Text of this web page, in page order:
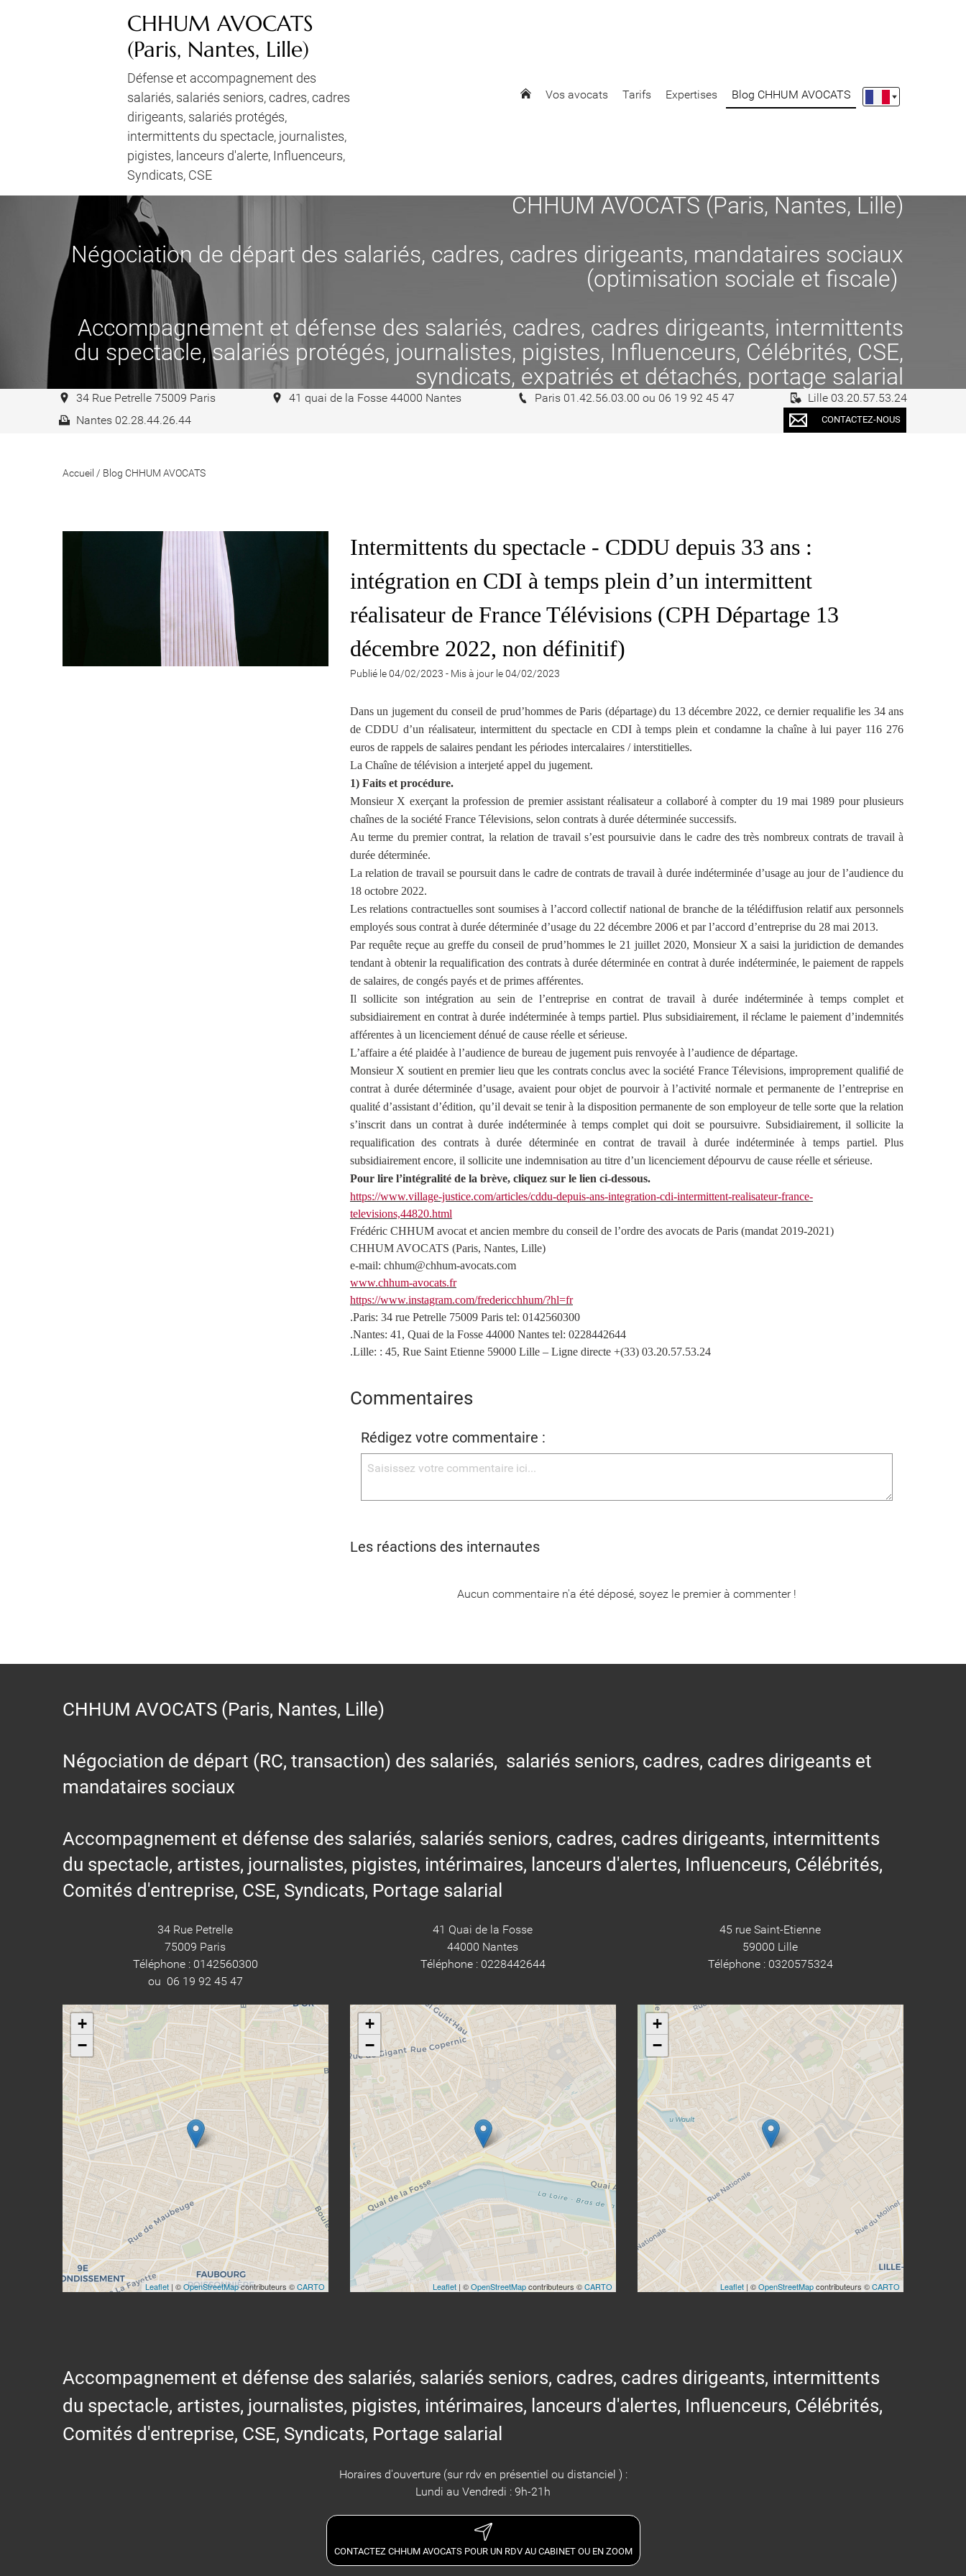
CHHUM AVOCATS
(Paris, Nantes, Lille)
Défense et accompagnement des
salariés, salariés seniors, cadres, cadres
dirigeants, salariés protégés,
intermittents du spectacle, journalistes,
pigistes, lanceurs d'alerte, Influenceurs,
Syndicats, CSE
Vos avocats Tarifs Expertises Blog CHHUM AVOCATS
CHHUM AVOCATS (Paris, Nantes, Lille)
Négociation de départ des salariés, cadres, cadres dirigeants, mandataires sociaux
(optimisation sociale et fiscale)
Accompagnement et défense des salariés, cadres, cadres dirigeants, intermittents
du spectacle, salariés protégés, journalistes, pigistes, Influenceurs, Célébrités, CSE,
syndicats, expatriés et détachés, portage salarial
34 Rue Petrelle 75009 Paris 41 quai de la Fosse 44000 Nantes Paris 01.42.56.03.00 ou 06 19 92 45 47
Lille 03.20.57.53.24
Nantes 02.28.44.26.44
CONTACTEZ-NOUS
Accueil / Blog CHHUM AVOCATS
Intermittents du spectacle - CDDU depuis 33 ans :
intégration en CDI à temps plein d’un intermittent
réalisateur de France Télévisions (CPH Départage 13
décembre 2022, non définitif)
Publié le 04/02/2023 - Mis à jour le 04/02/2023
Dans un jugement du conseil de prud’hommes de Paris (départage) du 13 décembre 2022, ce dernier requalifie les 34 ans
de CDDU d’un réalisateur, intermittent du spectacle en CDI à temps plein et condamne la chaîne à lui payer 116 276
euros de rappels de salaires pendant les périodes intercalaires / interstitielles.
La Chaîne de télévision a interjeté appel du jugement.
1) Faits et procédure.
Monsieur X exerçant la profession de premier assistant réalisateur a collaboré à compter du 19 mai 1989 pour plusieurs
chaînes de la société France Télevisions, selon contrats à durée déterminée successifs.
Au terme du premier contrat, la relation de travail s’est poursuivie dans le cadre des très nombreux contrats de travail à
durée déterminée.
La relation de travail se poursuit dans le cadre de contrats de travail à durée indéterminée d’usage au jour de l’audience du
18 octobre 2022.
Les relations contractuelles sont soumises à l’accord collectif national de branche de la télédiffusion relatif aux personnels
employés sous contrat à durée déterminée d’usage du 22 décembre 2006 et par l’accord d’entreprise du 28 mai 2013.
Par requête reçue au greffe du conseil de prud’hommes le 21 juillet 2020, Monsieur X a saisi la juridiction de demandes
tendant à obtenir la requalification des contrats à durée déterminée en contrat à durée indéterminée, le paiement de rappels
de salaires, de congés payés et de primes afférentes.
Il sollicite son intégration au sein de l’entreprise en contrat de travail à durée indéterminée à temps complet et
subsidiairement en contrat à durée indéterminée à temps partiel. Plus subsidiairement, il réclame le paiement d’indemnités
afférentes à un licenciement dénué de cause réelle et sérieuse.
L’affaire a été plaidée à l’audience de bureau de jugement puis renvoyée à l’audience de départage.
Monsieur X soutient en premier lieu que les contrats conclus avec la société France Télevisions, improprement qualifié de
contrat à durée déterminée d’usage, avaient pour objet de pourvoir à l’activité normale et permanente de l’entreprise en
qualité d’assistant d’édition, qu’il devait se tenir à la disposition permanente de son employeur de telle sorte que la relation
s’inscrit dans un contrat à durée indéterminée à temps complet qui doit se poursuivre. Subsidiairement, il sollicite la
requalification des contrats à durée déterminée en contrat de travail à durée indéterminée à temps partiel. Plus
subsidiairement encore, il sollicite une indemnisation au titre d’un licenciement dépourvu de cause réelle et sérieuse.
Pour lire l’intégralité de la brève, cliquez sur le lien ci-dessous.
https://www.village-justice.com/articles/cddu-depuis-ans-integration-cdi-intermittent-realisateur-france-
televisions,44820.html
Frédéric CHHUM avocat et ancien membre du conseil de l’ordre des avocats de Paris (mandat 2019-2021)
CHHUM AVOCATS (Paris, Nantes, Lille)
e-mail: chhum@chhum-avocats.com
www.chhum-avocats.fr
https://www.instagram.com/fredericchhum/?hl=fr
.Paris: 34 rue Petrelle 75009 Paris tel: 0142560300
.Nantes: 41, Quai de la Fosse 44000 Nantes tel: 0228442644
.Lille: : 45, Rue Saint Etienne 59000 Lille – Ligne directe +(33) 03.20.57.53.24
Commentaires
Rédigez votre commentaire :
Les réactions des internautes
Aucun commentaire n'a été déposé, soyez le premier à commenter !
CHHUM AVOCATS (Paris, Nantes, Lille)
Négociation de départ (RC, transaction) des salariés, salariés seniors, cadres, cadres dirigeants et
mandataires sociaux
Accompagnement et défense des salariés, salariés seniors, cadres, cadres dirigeants, intermittents
du spectacle, artistes, journalistes, pigistes, intérimaires, lanceurs d'alertes, Influenceurs, Célébrités,
Comités d'entreprise, CSE, Syndicats, Portage salarial
34 Rue Petrelle
75009 Paris
Téléphone : 0142560300
ou 06 19 92 45 47
+
−
Leaflet| ©OpenStreetMapcontributeurs ©CARTO
41 Quai de la Fosse
44000 Nantes
Téléphone : 0228442644
+
−
Leaflet| ©OpenStreetMapcontributeurs ©CARTO
45 rue Saint-Etienne
59000 Lille
Téléphone : 0320575324
+
−
Leaflet| ©OpenStreetMapcontributeurs ©CARTO
Accompagnement et défense des salariés, salariés seniors, cadres, cadres dirigeants, intermittents
du spectacle, artistes, journalistes, pigistes, intérimaires, lanceurs d'alertes, Influenceurs, Célébrités,
Comités d'entreprise, CSE, Syndicats, Portage salarial
Horaires d'ouverture (sur rdv en présentiel ou distanciel ) :
Lundi au Vendredi : 9h-21h
CONTACTEZ CHHUM AVOCATS POUR UN RDV AU CABINET OU EN ZOOM